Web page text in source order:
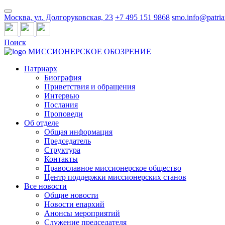
Москва, ул. Долгоруковская, 23 +7 495 151 9868
Поиск
МИССИОНЕРСКОЕ ОБОЗРЕНИЕ
Патриарх
Биография
Приветствия и обращения
Интервью
Послания
Проповеди
Об отделе
Общая информация
Председатель
Структура
Контакты
Православное миссионерское общество
Центр поддержки миссионерских станов
Все новости
Общие новости
Новости епархий
Анонсы мероприятий
Служение председателя